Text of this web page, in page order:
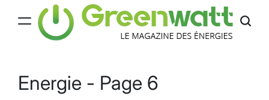
Energie - Page 6